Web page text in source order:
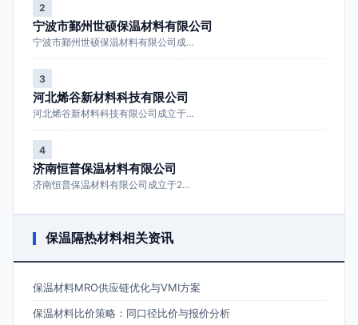
2
宁波市鄞州世硕保温材料有限公司
宁波市鄞州世硕保温材料有限公司成…
3
河北烯谷新材料科技有限公司
河北烯谷新材料科技有限公司成立于…
4
济南恒普保温材料有限公司
济南恒普保温材料有限公司成立于2…
保温隔热材料相关资讯
保温材料MRO供应链优化与VMI方案
保温材料比价策略：同口径比价与报价分析